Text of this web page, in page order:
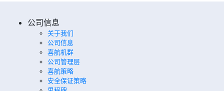
公司信息
关于我们
公司信息
喜航机群
公司管理层
喜航策略
安全保证策略